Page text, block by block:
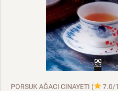
PORSUK AĞACI CINAYETI ( 7.0/